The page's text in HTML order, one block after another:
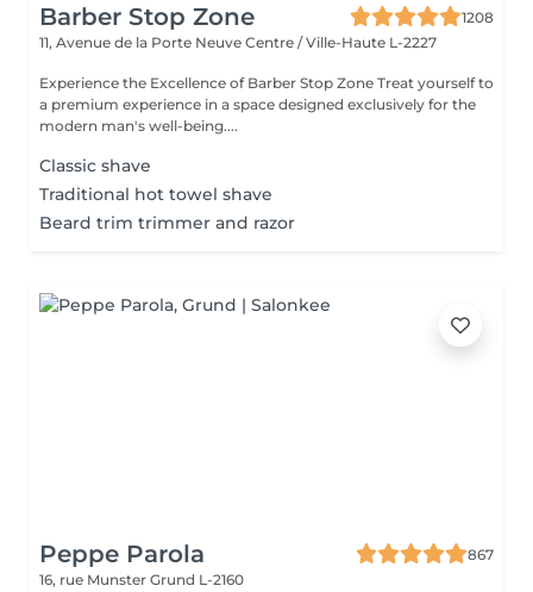
Barber Stop Zone
1208
11, Avenue de la Porte Neuve Centre / Ville-Haute L-2227
Experience the Excellence of Barber Stop Zone Treat yourself to
a premium experience in a space designed exclusively for the
modern man's well-being....
Classic shave
Traditional hot towel shave
Beard trim trimmer and razor
Peppe Parola
867
16, rue Munster Grund L-2160